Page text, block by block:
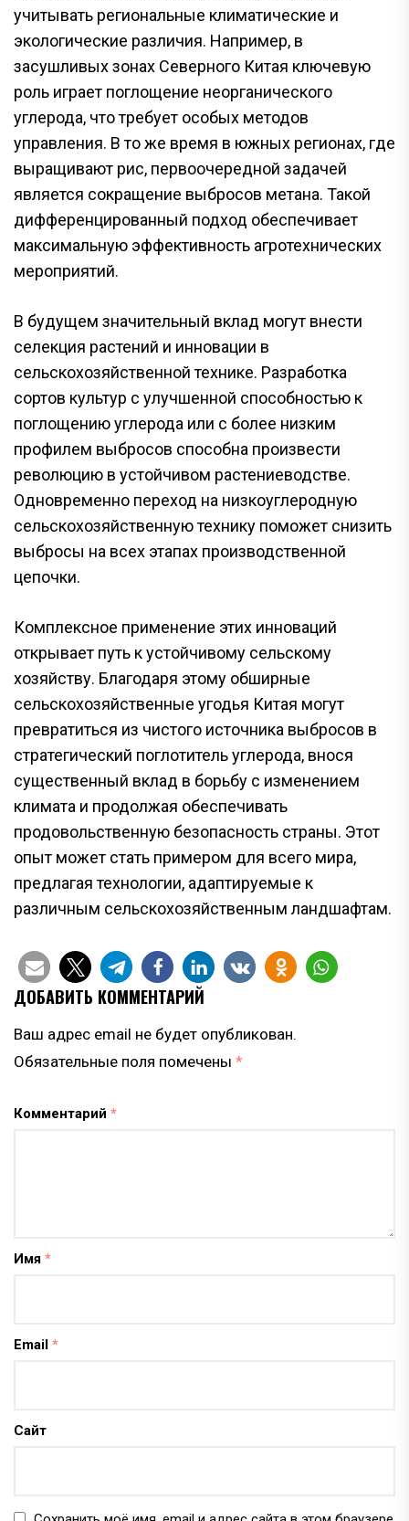
учитывать региональные климатические и
экологические различия. Например, в
засушливых зонах Северного Китая ключевую
роль играет поглощение неорганического
углерода, что требует особых методов
управления. В то же время в южных регионах, где
выращивают рис, первоочередной задачей
является сокращение выбросов метана. Такой
дифференцированный подход обеспечивает
максимальную эффективность агротехнических
мероприятий.
В будущем значительный вклад могут внести
селекция растений и инновации в
сельскохозяйственной технике. Разработка
сортов культур с улучшенной способностью к
поглощению углерода или с более низким
профилем выбросов способна произвести
революцию в устойчивом растениеводстве.
Одновременно переход на низкоуглеродную
сельскохозяйственную технику поможет снизить
выбросы на всех этапах производственной
цепочки.
Комплексное применение этих инноваций
открывает путь к устойчивому сельскому
хозяйству. Благодаря этому обширные
сельскохозяйственные угодья Китая могут
превратиться из чистого источника выбросов в
стратегический поглотитель углерода, внося
существенный вклад в борьбу с изменением
климата и продолжая обеспечивать
продовольственную безопасность страны. Этот
опыт может стать примером для всего мира,
предлагая технологии, адаптируемые к
различным сельскохозяйственным ландшафтам.
ДОБАВИТЬ КОММЕНТАРИЙ
Ваш адрес email не будет опубликован.
Обязательные поля помечены *
Комментарий *
Имя *
Email *
Сайт